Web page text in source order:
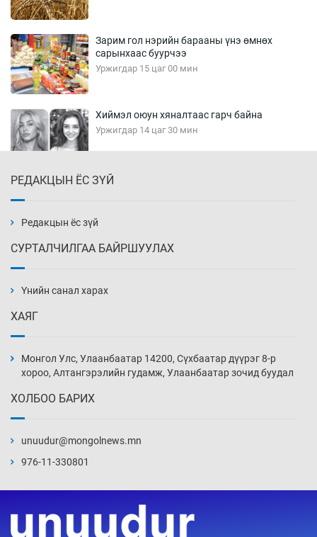
Зарим гол нэрийн барааны үнэ өмнөх
сарынхаас буурчээ
Уржигдар 15 цаг 00 мин
Хиймэл оюун хяналтаас гарч байна
Уржигдар 14 цаг 30 мин
Уржигдар 14 цаг 00 мин
нэмэгджээ
Уржигдар 13 цаг 30 мин
Уржигдар 13 цаг 00 мин
Уржигдар 12 цаг 30 мин
РЕДАКЦЫН ЁС ЗҮЙ
Редакцын ёс зүй
СУРТАЛЧИЛГАА БАЙРШУУЛАХ
Үнийн санал харах
ХАЯГ
Монгол Улс, Улаанбаатар 14200, Сүхбаатар дүүрэг 8-р
хороо, Алтангэрэлийн гудамж, Улаанбаатар зочид буудал
ХОЛБОО БАРИХ
unuudur@mongolnews.mn
976-11-330801